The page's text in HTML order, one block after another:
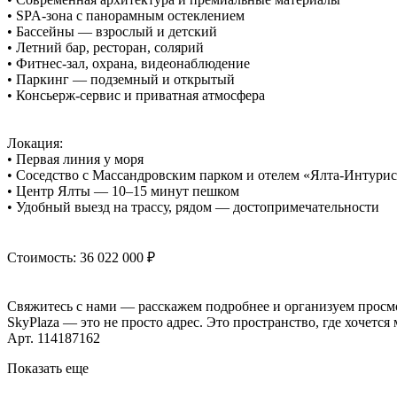
• SPA-зона с панорамным остеклением
• Бассейны — взрослый и детский
• Летний бар, ресторан, солярий
• Фитнес-зал, охрана, видеонаблюдение
• Паркинг — подземный и открытый
• Консьерж-сервис и приватная атмосфера
Локация:
• Первая линия у моря
• Соседство с Массандровским парком и отелем «Ялта-
• Центр Ялты — 10–15 минут пешком
• Удобный выезд на трассу, рядом — достопримечательности
Стоимость: 36 022 000 ₽
Свяжитесь с нами — расскажем подробнее и организуем
SkyPlaza — это не просто адрес. Это пространство, где хочется
Арт. 114187162
Показать еще